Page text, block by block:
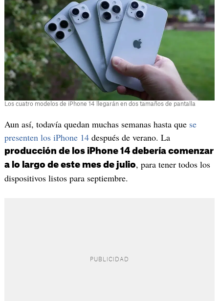
Los cuatro modelos de iPhone 14 llegarán en dos tamaños de pantalla
Aun así, todavía quedan muchas semanas hasta que se
presenten los iPhone 14después de verano. La
producción de los iPhone 14 debería comenzar
a lo largo de este mes de julio, para tener todos los
dispositivos listos para septiembre.